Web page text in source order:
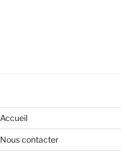
Accueil
Nous contacter